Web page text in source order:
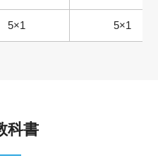
5×1 5×1
科書